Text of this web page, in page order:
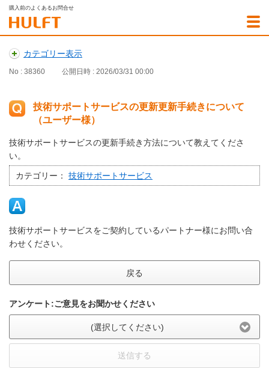
購入前のよくあるお問合せ
カテゴリー表示
No : 38360 公開日時 : 2026/03/31 00:00
技術サポートサービスの更新更新手続きについて
（ユーザー様）
技術サポートサービスの更新手続き方法について教えてくださ
い。
カテゴリー： 技術サポートサービス
技術サポートサービスをご契約しているパートナー様にお問い合
わせください。
戻る
アンケート:ご意見をお聞かせください
(選択してください)
送信する